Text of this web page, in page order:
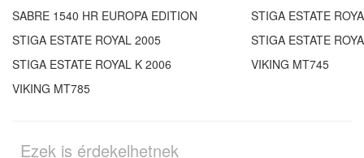
SABRE 1540 HR EUROPA EDITION
STIGA ESTATE
STIGA ESTATE ROYAL 2005
STIGA ESTATE
STIGA ESTATE ROYAL K 2006
VIKING MT745
VIKING MT785
Ezek is érdekelhetnek